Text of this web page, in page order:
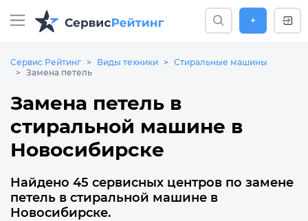
+
Сервис Рейтинг Виды техники
Стиральные машины
Замена петель
Замена петель в
стиральной машине в
Новосибирске
Найдено 45 сервисных центров по замене
петель в стиральной машине в
Новосибирске.